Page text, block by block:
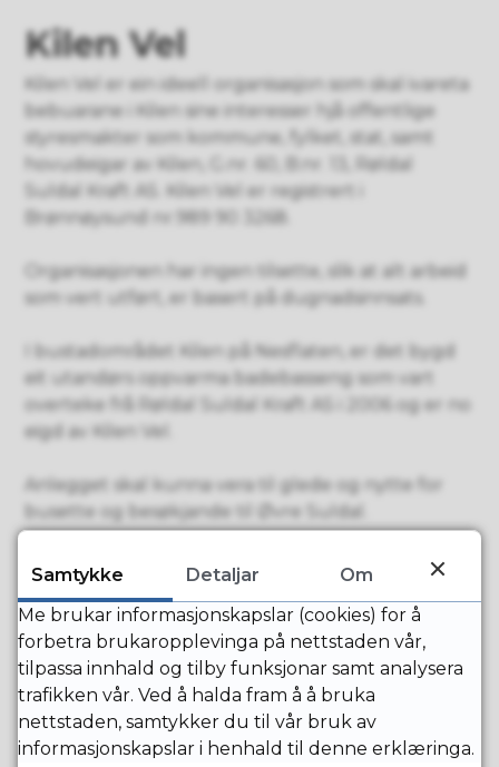
Kilen Vel
Kilen Vel er ein ideell organisasjon som skal ivareta
bebuarane i Kilen sine interesser hjå offentlige
styresmakter som kommune, fylket, stat, samt
hovudeigar av Kilen, G.nr. 60, B.nr. 13, Røldal
Suldal Kraft AS. Kilen Vel er registrert i
Brønnøysund nr.989 90 3268.
Organisasjonen har ingen tilsette, slik at alt arbeid
som vert utført, er basert på dugnadsinnsats.
I bustadområdet Kilen på Nesflaten, er det bygd
eit utandørs oppvarma badebasseng som vart
overteke frå Røldal Suldal Kraft AS i 2006 og er no
eigd av Kilen Vel.
Anlegget skal kunna vera til glede og nytte for
busette og besøkjande til Øvre Suldal.
Adresse
Kilen Vel
Kilen
4244
Nesflaten
Olav Martin
Skaar
Telefon:91604569
E-post:ola-
skaa@online.no
Anna
Aktivitetar
Fritidsaktiviteter
Samtykke Detaljar
Om
Me brukar informasjonskapslar (cookies) for å
forbetra brukaropplevinga på nettstaden vår,
tilpassa innhald og tilby funksjonar samt analysera
trafikken vår. Ved å halda fram å å bruka
nettstaden, samtykker du til vår bruk av
informasjonskapslar i henhald til denne erklæringa.